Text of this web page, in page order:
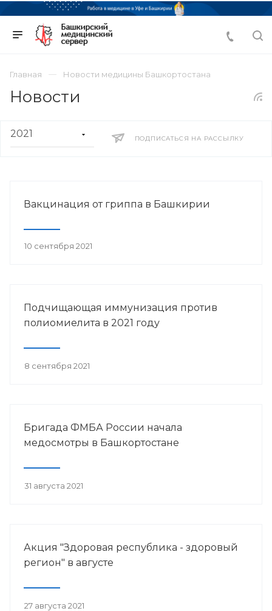
Главная Новости медицины Башкортостана
Новости
ПОДПИСАТЬСЯ НА РАССЫЛКУ
Вакцинация от гриппа в Башкирии
10 сентября 2021
Подчищающая иммунизация против
полиомиелита в 2021 году
8 сентября 2021
Бригада ФМБА России начала
медосмотры в Башкортостане
31 августа 2021
Акция "Здоровая республика - здоровый
регион" в августе
27 августа 2021